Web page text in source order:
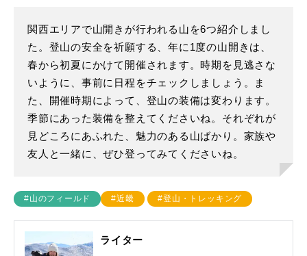
関西エリアで山開きが行われる山を6つ紹介しまし
た。登山の安全を祈願する、年に1度の山開きは、
春から初夏にかけて開催されます。時期を見逃さな
いように、事前に日程をチェックしましょう。ま
た、開催時期によって、登山の装備は変わります。
季節にあった装備を整えてくださいね。それぞれが
見どころにあふれた、魅力のある山ばかり。家族や
友人と一緒に、ぜひ登ってみてくださいね。
#山のフィールド #近畿 #登山・トレッキング
ライター